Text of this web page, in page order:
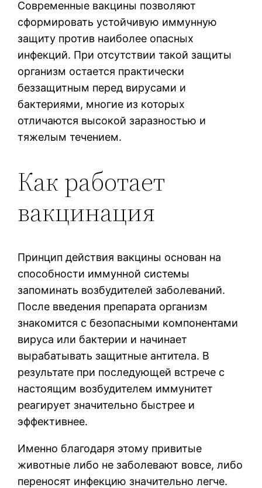
Современные вакцины позволяют
сформировать устойчивую иммунную
защиту против наиболее опасных
инфекций. При отсутствии такой защиты
организм остается практически
беззащитным перед вирусами и
бактериями, многие из которых
отличаются высокой заразностью и
тяжелым течением.
Как работает
вакцинация
Принцип действия вакцины основан на
способности иммунной системы
запоминать возбудителей заболеваний.
После введения препарата организм
знакомится с безопасными компонентами
вируса или бактерии и начинает
вырабатывать защитные антитела. В
результате при последующей встрече с
настоящим возбудителем иммунитет
реагирует значительно быстрее и
эффективнее.
Именно благодаря этому привитые
животные либо не заболевают вовсе, либо
переносят инфекцию значительно легче.